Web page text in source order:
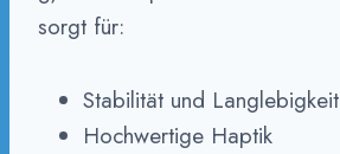
sorgt für:
Stabilität und Langlebigkeit
Hochwertige Haptik